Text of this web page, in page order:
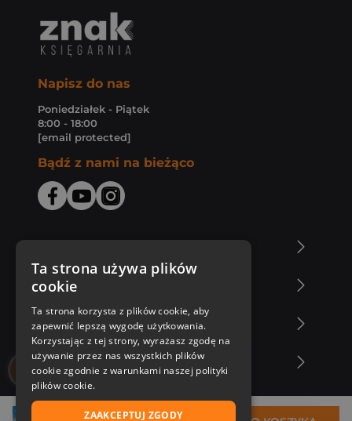
Napisz do nas
Poniedziałek - Piątek
8:00 - 18:00
[email protected]
Bądź z nami na bieżąco
Zakupy u nas
Nasza oferta
Nasi autorzy
Ta strona używa plików
cookie
Ta strona korzysta z plików cookie, aby
zapewnić lepszą wygodę użytkowania.
Korzystając z tej strony, wyrażasz zgodę na
używanie przez nas wszystkich plików
cookie zgodnie z warunkami naszej polityki
plików cookie.
ZAAKCEPTUJ ZGODY